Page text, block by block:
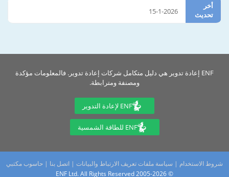
أخر
تحديث
15-1-2026
ENF إعادة تدوير هي دليل متكامل شركات إعادة تدوير. فالمعلومات مؤكدة
ومصنفة ومترابطة.
ENF لإعادة التدوير
ENF للطاقة الشمسية
شروط الاستخدام | سياسة ملفات تعريف الارتباط والبيانات | اتصل بنا | حاسوب مكتبي
© 2005-2026 ENF Ltd. All Rights Reserved